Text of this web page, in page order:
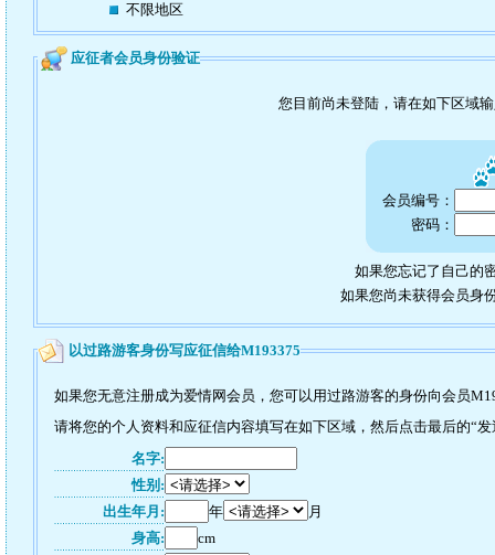
不限地区
应征者会员身份验证
您目前尚未登陆，请在如下区域
会员编号：
密码：
如果您忘记了自己的
如果您尚未获得会员身
以过路游客身份写应征信给M193375
如果您无意注册成为爱情网会员，您可以用过路游客的身份向会员
请将您的个人资料和应征信内容填写在如下区域，然后点击最后的“
名字:
性别:
出生年月:
年
月
身高:
cm